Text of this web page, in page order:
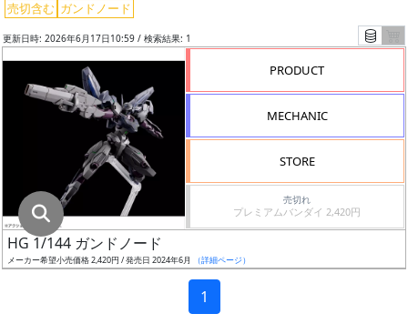
売切含む ガンドノード
ド
成
形
色
更新日時: 2026年6月17日10:59 / 検索結果: 1
PRODUCT
MECHANIC
STORE
売切れ
プレミアムバンダイ 2,420円
HG 1/144 ガンドノード
メーカー希望小売価格 2,420円 / 発売日 2024年6月 （詳細ページ）
1